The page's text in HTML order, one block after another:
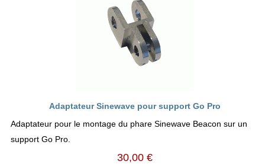
Adaptateur Sinewave pour support Go Pro
Adaptateur pour le montage du phare Sinewave Beacon sur un
support Go Pro.
30,00 €